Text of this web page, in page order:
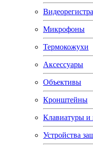
Микрофоны
Термокожухи
Аксессуары
Объективы
Кронштейны
Клавиатуры и
Устройства